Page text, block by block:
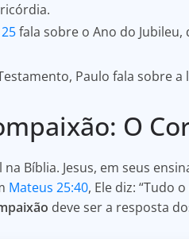
fala sobre o Ano do
Paulo fala sobre
O
Bíblia. Jesus, em seus
Mateus 25:40, Ele diz: “Tudo
deve ser a resposta